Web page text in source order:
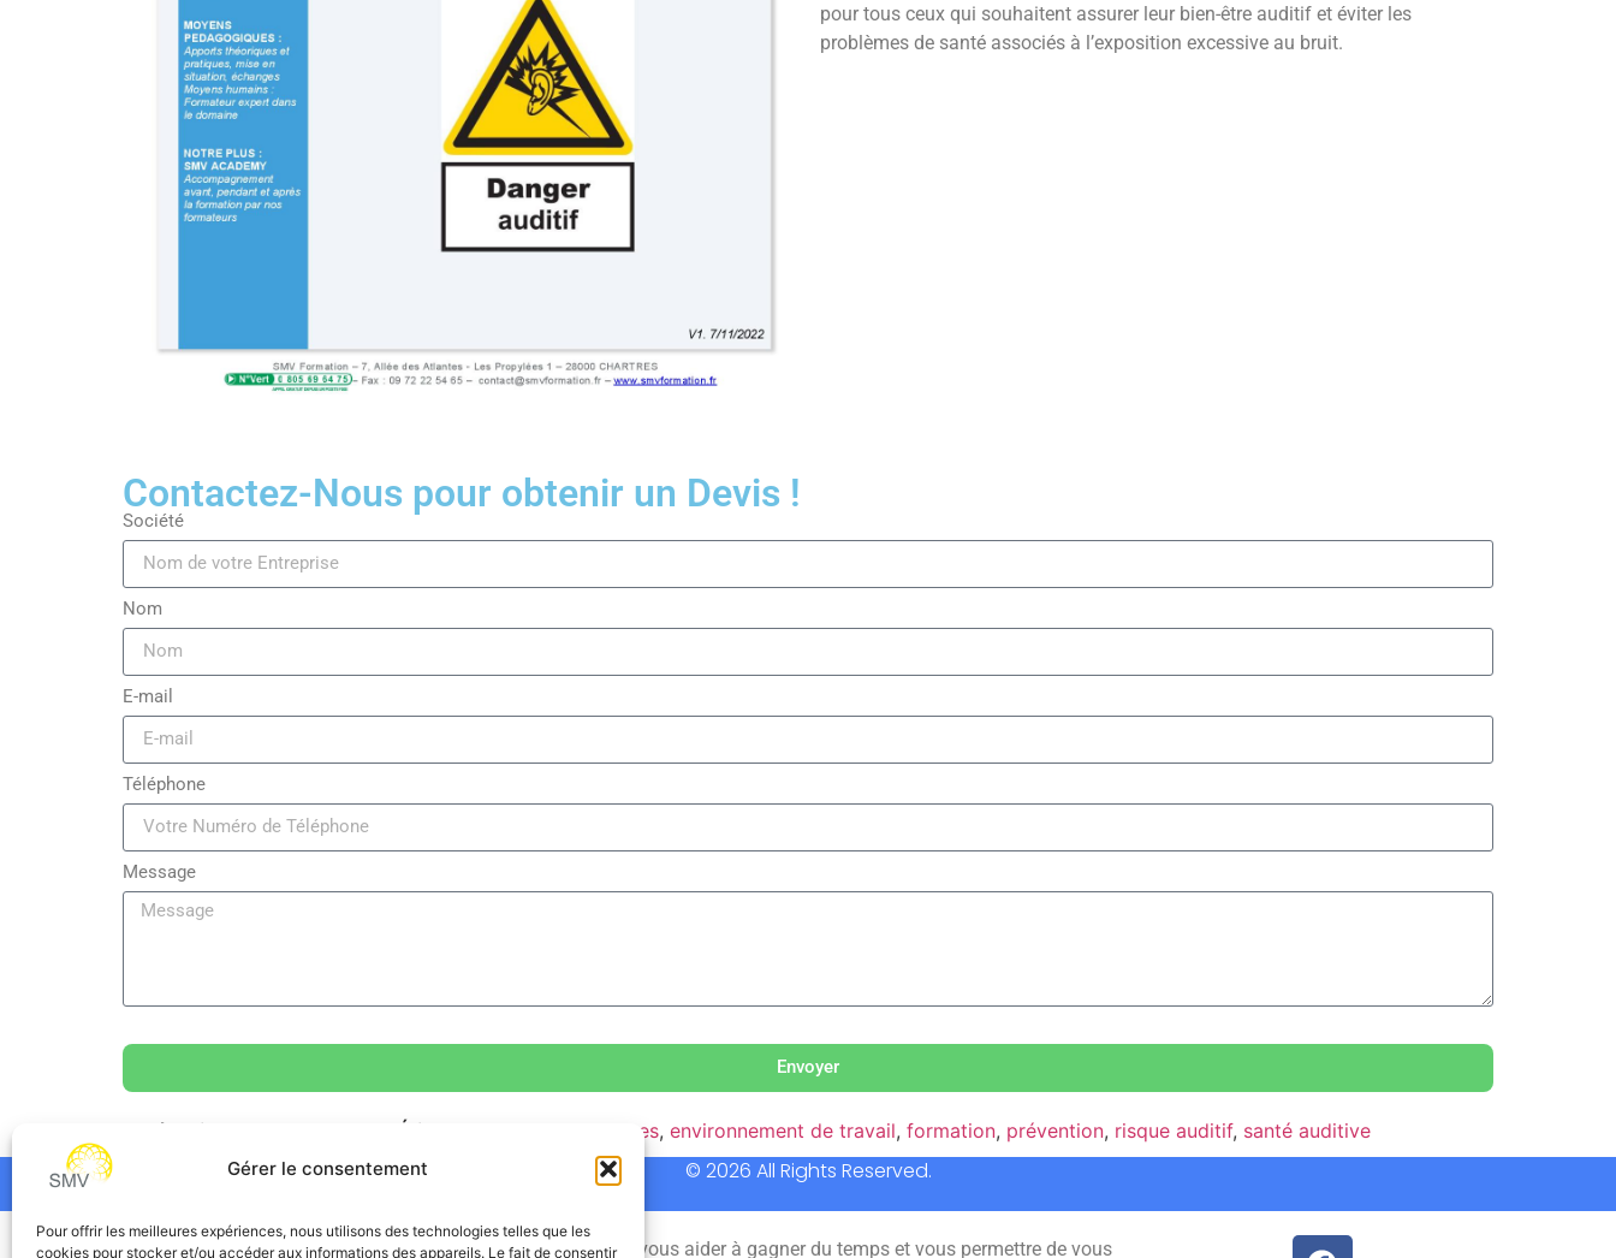
Gérer le consentement
Pour offrir les meilleures expériences, nous utilisons des technologies telles que les
cookies pour stocker et/ou accéder aux informations des appareils. Le fait de consentir
pour tous ceux qui souhaitent assurer leur bien-être auditif et éviter les
problèmes de santé associés à l’exposition excessive au bruit.
Contactez-Nous pour obtenir un Devis !
Société
Nom
E-mail
Téléphone
Message
Envoyer
Catégorie Étiquettes bonnes pratiques, environnement de travail, formation, prévention, risque auditif, santé auditive
© 2026 All Rights Reserved.
SMV permet de vous aider à gagner du temps et vous permettre de vous